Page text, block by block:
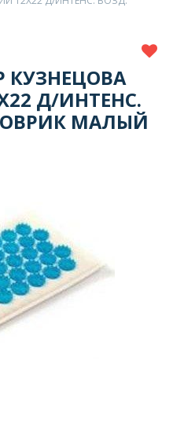
КУЗНЕЦОВА
Д/ИНТЕНС.
МАЛЫЙ